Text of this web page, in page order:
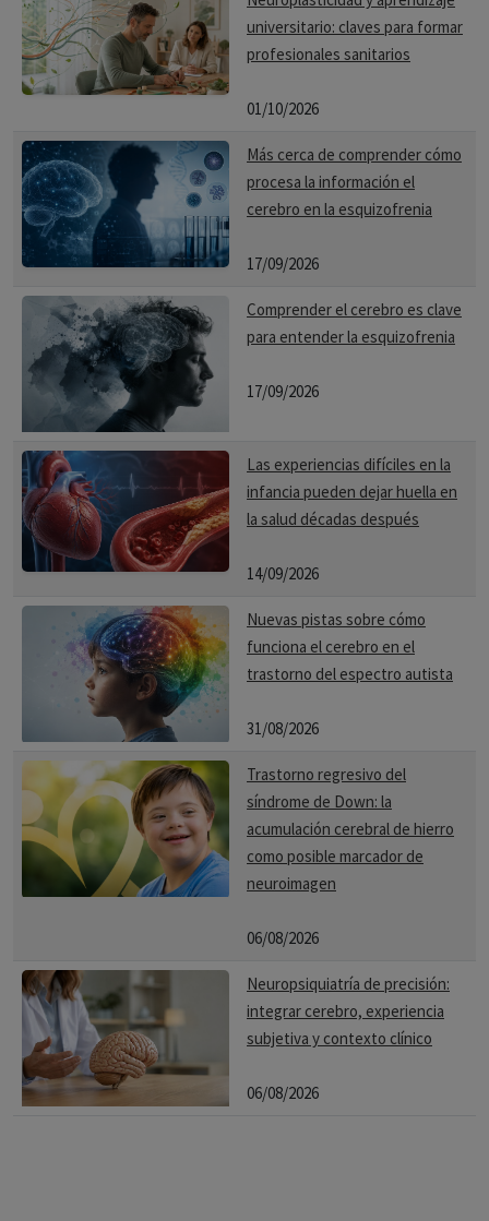
universitario: claves para formar
profesionales sanitarios
01/10/2026
Más cerca de comprender cómo
procesa la información el
cerebro en la esquizofrenia
17/09/2026
Comprender el cerebro es clave
para entender la esquizofrenia
17/09/2026
Las experiencias difíciles en la
infancia pueden dejar huella en
la salud décadas después
14/09/2026
Nuevas pistas sobre cómo
funciona el cerebro en el
trastorno del espectro autista
31/08/2026
Trastorno regresivo del
síndrome de Down: la
acumulación cerebral de hierro
como posible marcador de
neuroimagen
06/08/2026
Neuropsiquiatría de precisión:
integrar cerebro, experiencia
subjetiva y contexto clínico
06/08/2026